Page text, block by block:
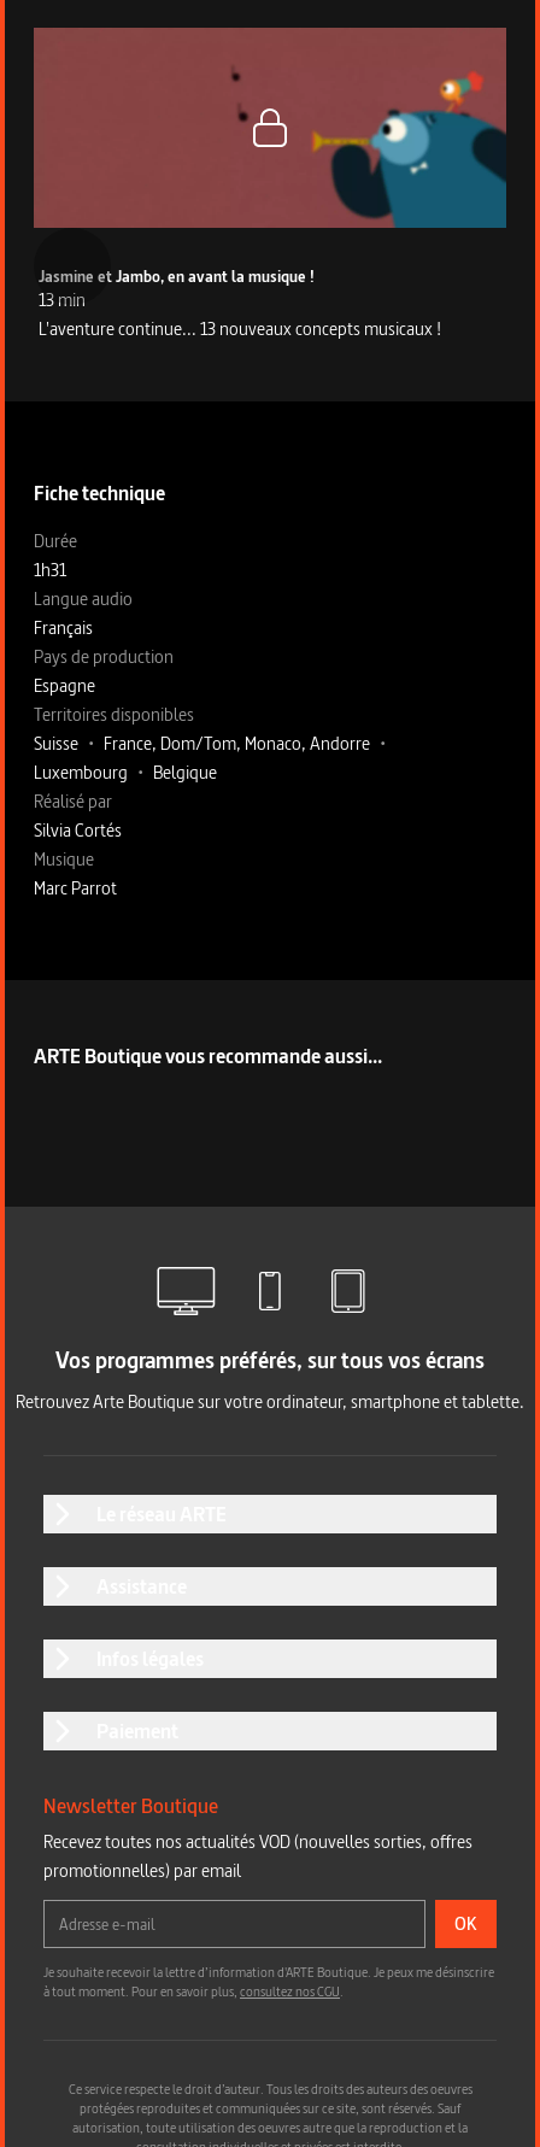
Jasmine et Jambo, en avant la musique !
13 min
L'aventure continue... 13 nouveaux concepts musicaux !
Fiche technique
Fiche technique section gauche
Durée
1h31
Langue audio
Français
Pays de production
Espagne
Territoires disponibles
Suisse • France, Dom/Tom, Monaco, Andorre •
Luxembourg • Belgique
Fiche technique section droite
Réalisé par
Silvia Cortés
Musique
Marc Parrot
ARTE Boutique vous recommande aussi...
Vos programmes préférés, sur tous vos écrans
Retrouvez Arte Boutique sur votre ordinateur, smartphone et tablette.
Newsletter Boutique
Recevez toutes nos actualités VOD (nouvelles sorties, offres
promotionnelles) par email
OK
Je souhaite recevoir la lettre d’information d'ARTE Boutique. Je peux me désinscrire
à tout moment. Pour en savoir plus,consultez nos CGU.
Ce service respecte le droit d’auteur. Tous les droits des auteurs des oeuvres
protégées reproduites et communiquées sur ce site, sont réservés. Sauf
autorisation, toute utilisation des oeuvres autre que la reproduction et la